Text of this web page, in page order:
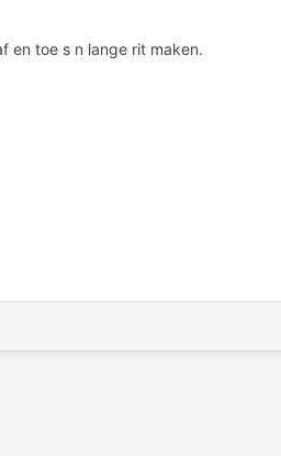
en toe s n lange rit maken.